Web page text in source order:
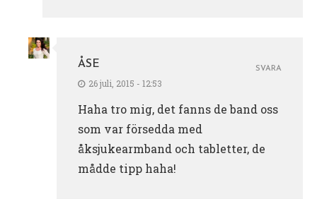
ÅSE
26 juli, 2015 - 12:53
Haha tro mig, det fanns de band oss
som var försedda med
åksjukearmband och tabletter, de
mådde tipp haha!
SVARA